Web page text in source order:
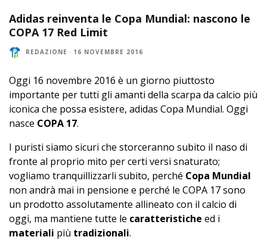
Adidas reinventa le Copa Mundial: nascono le
COPA 17 Red Limit
REDAZIONE · 16 NOVEMBRE 2016
Oggi 16 novembre 2016 è un giorno piuttosto
importante per tutti gli amanti della scarpa da calcio più
iconica che possa esistere, adidas Copa Mundial. Oggi
nasce COPA 17.
I puristi siamo sicuri che storceranno subito il naso di
fronte al proprio mito per certi versi snaturato;
vogliamo tranquillizzarli subito, perché Copa Mundial
non andrà mai in pensione e perché le COPA 17 sono
un prodotto assolutamente allineato con il calcio di
oggi, ma mantiene tutte le caratteristiche ed i
materiali più tradizionali.